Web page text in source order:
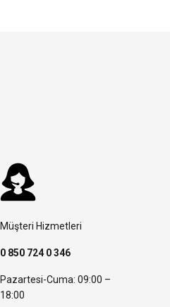
Müşteri Hizmetleri
0 850 724 0 346
Pazartesi-Cuma: 09:00 –
18:00